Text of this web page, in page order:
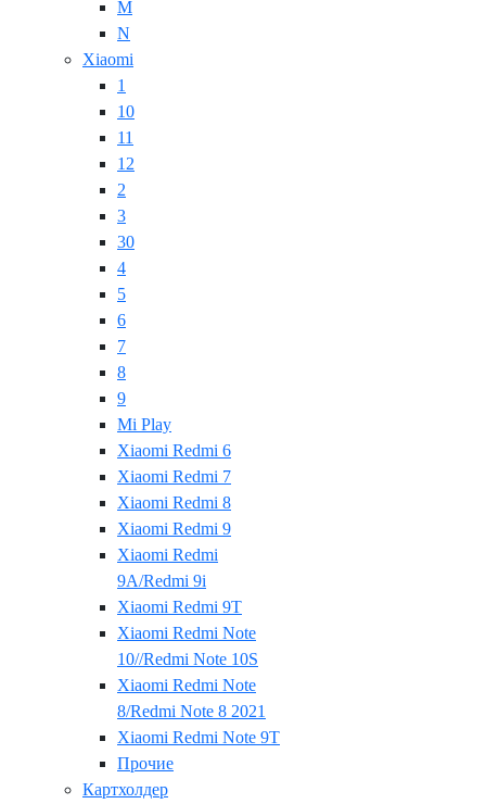
M
N
Xiaomi
1
10
11
12
2
3
30
4
5
6
7
8
9
Mi Play
Xiaomi Redmi 6
Xiaomi Redmi 7
Xiaomi Redmi 8
Xiaomi Redmi 9
Xiaomi Redmi
9A/Redmi 9i
Xiaomi Redmi 9T
Xiaomi Redmi Note
10//Redmi Note 10S
Xiaomi Redmi Note
8/Redmi Note 8 2021
Xiaomi Redmi Note 9T
Прочие
Картхолдер